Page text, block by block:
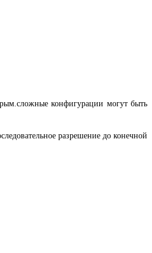
конфигурации могут быть
разрешение до конечной